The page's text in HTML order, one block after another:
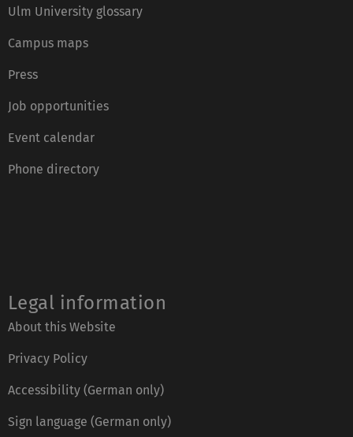
Ulm University glossary
Campus maps
Press
Job opportunities
Event calendar
Phone directory
Legal information
About this Website
Privacy Policy
Accessibility (German only)
Sign language (German only)